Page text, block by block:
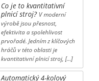
Co je to kvantitativní
plnicí stroj? V moderní
výrobě jsou přesnost,
efektivita a spolehlivost
prvořadé. Jedním z klíčových
hráčů v této oblasti je
kvantitativní plnicí stroj, […]
Automatický 4-kolový